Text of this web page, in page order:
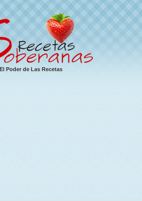
El Poder de Las Recetas